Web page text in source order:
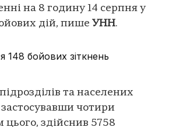
на 8 годину 14 серпня у
дій, пише УНН.
148 бойових зіткнень
та населених
чотири
цього, здійснив 5758